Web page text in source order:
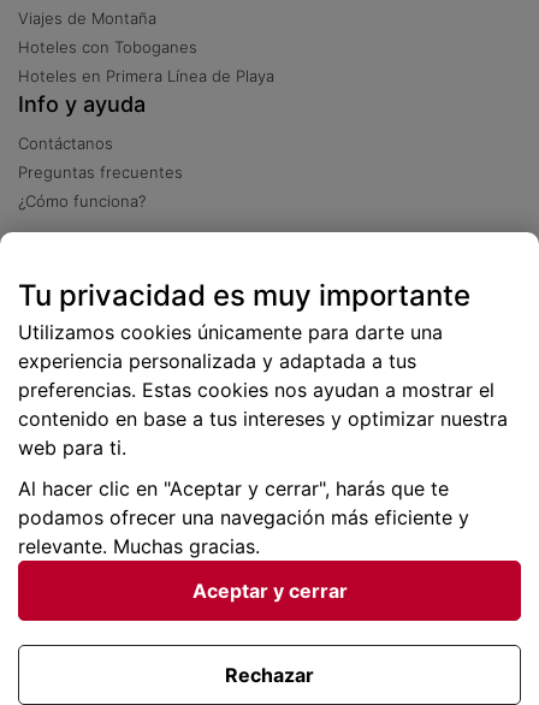
Viajes de Montaña
Hoteles con Toboganes
Hoteles en Primera Línea de Playa
Info y ayuda
Contáctanos
Preguntas frecuentes
¿Cómo funciona?
Más de 2 millones de descargas
Condiciones generales |Privacidad de datos | Política
Viajes para ti SLU Copyright © BuscoUnChollo.com
Tu privacidad es muy importante
Utilizamos cookies únicamente para darte una
experiencia personalizada y adaptada a tus
preferencias. Estas cookies nos ayudan a mostrar el
contenido en base a tus intereses y optimizar nuestra
web para ti.
Al hacer clic en "Aceptar y cerrar", harás que te
podamos ofrecer una navegación más eficiente y
relevante. Muchas gracias.
Aceptar y cerrar
Rechazar